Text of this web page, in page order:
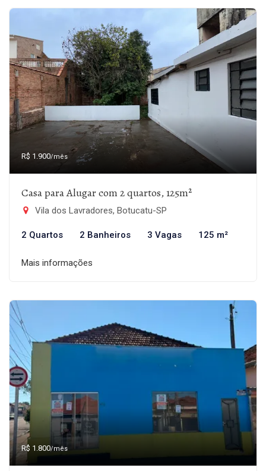
R$ 1.900/mês
Casa para Alugar com 2 quartos, 125m²
Vila dos Lavradores, Botucatu-SP
2 Quartos 2 Banheiros 3 Vagas 125 m²
Mais informações
R$ 1.800/mês